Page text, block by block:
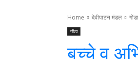
Home देवीपाटन मंडल गोंडा
गोंडा
बच्चे व